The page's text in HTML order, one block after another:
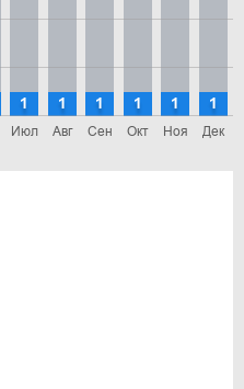
Июл
1
Авг
1
Сен
1
Окт
1
Ноя
1
Дек
1